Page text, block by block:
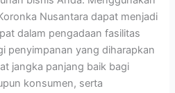
Nusantara dapat menjadi
dalam pengadaan fasilitas
penyimpanan yang diharapkan
jangka panjang baik bagi
konsumen, serta